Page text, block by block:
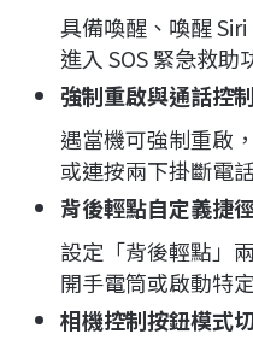
具備喚醒、喚醒
進入 SOS 緊急救助
強制重啟與通話控制
遇當機可強制重啟
或連按兩下掛斷電
背後輕點自定義捷徑
設定「背後輕點」
開手電筒或啟動特
相機控制按鈕模式